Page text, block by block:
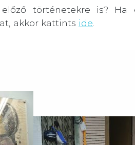
történetekre is?
akkor kattints ide